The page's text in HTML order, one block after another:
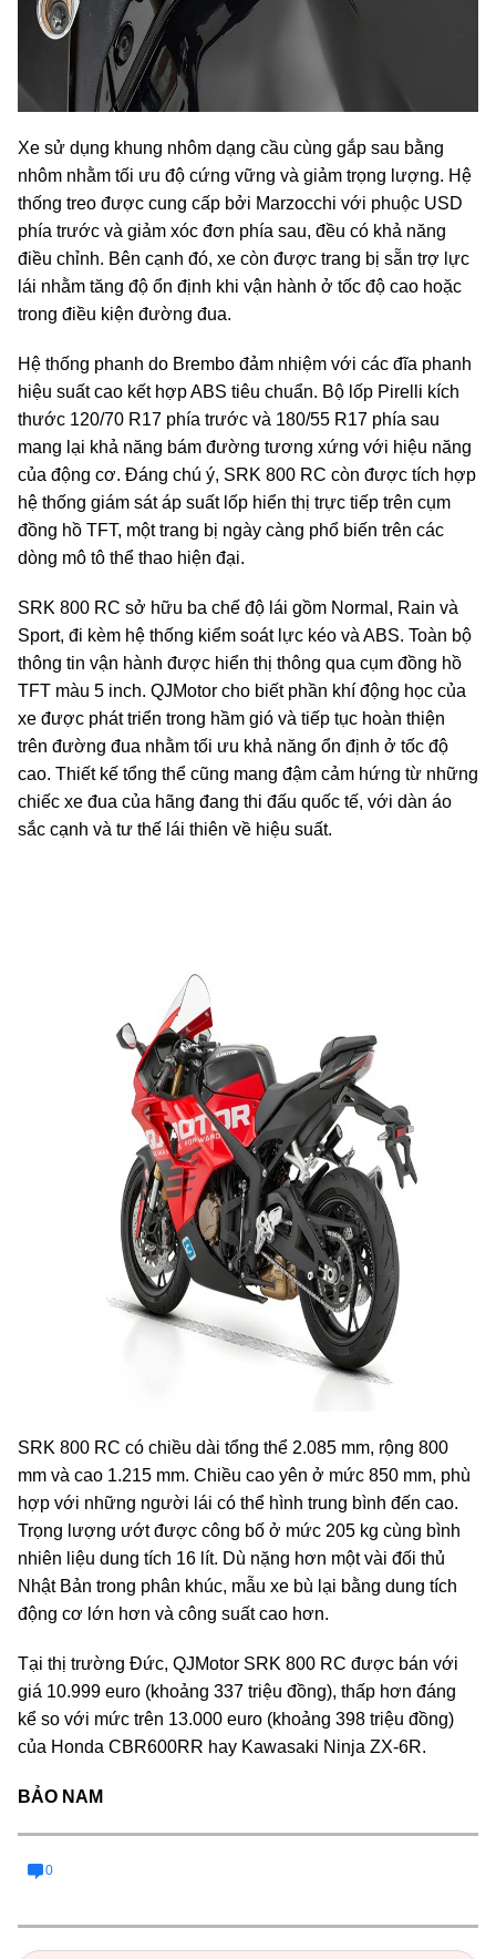
Xe sử dụng khung nhôm dạng cầu cùng gắp sau bằng
nhôm nhằm tối ưu độ cứng vững và giảm trọng lượng. Hệ
thống treo được cung cấp bởi Marzocchi với phuộc USD
phía trước và giảm xóc đơn phía sau, đều có khả năng
điều chỉnh. Bên cạnh đó, xe còn được trang bị sẵn trợ lực
lái nhằm tăng độ ổn định khi vận hành ở tốc độ cao hoặc
trong điều kiện đường đua.
Hệ thống phanh do Brembo đảm nhiệm với các đĩa phanh
hiệu suất cao kết hợp ABS tiêu chuẩn. Bộ lốp Pirelli kích
thước 120/70 R17 phía trước và 180/55 R17 phía sau
mang lại khả năng bám đường tương xứng với hiệu năng
của động cơ. Đáng chú ý, SRK 800 RC còn được tích hợp
hệ thống giám sát áp suất lốp hiển thị trực tiếp trên cụm
đồng hồ TFT, một trang bị ngày càng phổ biến trên các
dòng mô tô thể thao hiện đại.
SRK 800 RC sở hữu ba chế độ lái gồm Normal, Rain và
Sport, đi kèm hệ thống kiểm soát lực kéo và ABS. Toàn bộ
thông tin vận hành được hiển thị thông qua cụm đồng hồ
TFT màu 5 inch. QJMotor cho biết phần khí động học của
xe được phát triển trong hầm gió và tiếp tục hoàn thiện
trên đường đua nhằm tối ưu khả năng ổn định ở tốc độ
cao. Thiết kế tổng thể cũng mang đậm cảm hứng từ những
chiếc xe đua của hãng đang thi đấu quốc tế, với dàn áo
sắc cạnh và tư thế lái thiên về hiệu suất.
SRK 800 RC có chiều dài tổng thể 2.085 mm, rộng 800
mm và cao 1.215 mm. Chiều cao yên ở mức 850 mm, phù
hợp với những người lái có thể hình trung bình đến cao.
Trọng lượng ướt được công bố ở mức 205 kg cùng bình
nhiên liệu dung tích 16 lít. Dù nặng hơn một vài đối thủ
Nhật Bản trong phân khúc, mẫu xe bù lại bằng dung tích
động cơ lớn hơn và công suất cao hơn.
Tại thị trường Đức, QJMotor SRK 800 RC được bán với
giá 10.999 euro (khoảng 337 triệu đồng), thấp hơn đáng
kể so với mức trên 13.000 euro (khoảng 398 triệu đồng)
của Honda CBR600RR hay Kawasaki Ninja ZX-6R.
BẢO NAM
0